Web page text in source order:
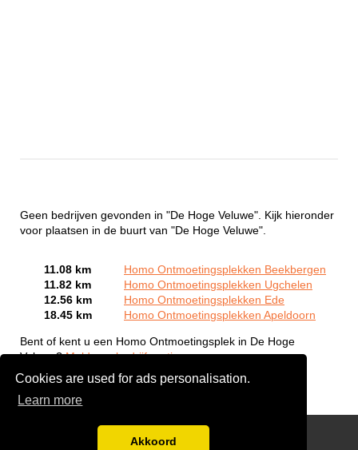
Cookies are used for ads personalisation.
Learn more
Akkoord
Geen bedrijven gevonden in "De Hoge Veluwe". Kijk hieronder
voor plaatsen in de buurt van "De Hoge Veluwe".
11.08 km
Homo Ontmoetingsplekken Beekbergen
11.82 km
Homo Ontmoetingsplekken Ugchelen
12.56 km
Homo Ontmoetingsplekken Ede
18.45 km
Homo Ontmoetingsplekken Apeldoorn
Bent of kent u een Homo Ontmoetingsplek in De Hoge
Veluwe?Meld een bedrijf gratis aan